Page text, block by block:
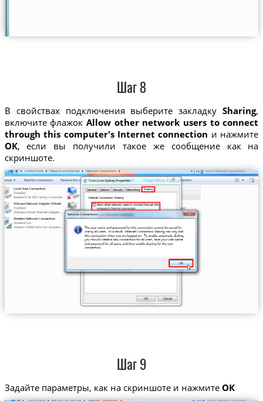
Шаг 8
В свойствах подключения выберите закладкуSharing,
включите флажок Allow other network users to connect
through this computer's Internet connection и нажмите
ОК, если вы получили такое же сообщение как на
скриншоте.
Шаг 9
Задайте параметры, как на скриншоте и нажмите ОК